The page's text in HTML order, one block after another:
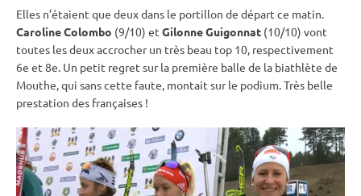
Elles n’étaient que deux dans le portillon de départ ce matin.
Caroline Colombo (9/10) et Gilonne Guigonnat (10/10) vont
toutes les deux accrocher un très beau top 10, respectivement
6e et 8e. Un petit regret sur la première balle de la biathlète de
Mouthe, qui sans cette faute, montait sur le podium. Très belle
prestation des françaises !